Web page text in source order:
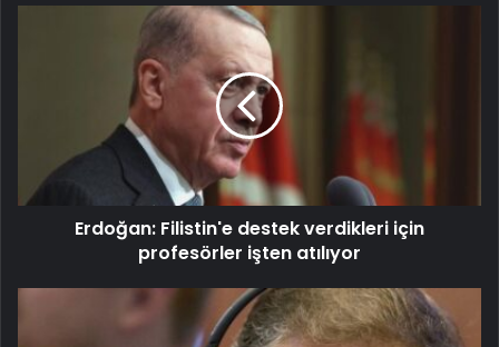
Erdoğan: Filistin'e destek verdikleri için
profesörler işten atılıyor